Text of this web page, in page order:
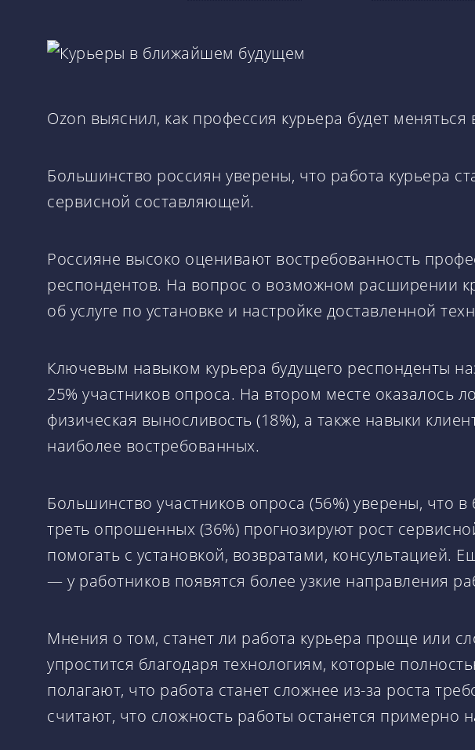
Ozon выяснил, как профессия курьера будет
Большинство россиян уверены, что работа курьера
сервисной составляющей.
Россияне высоко оценивают востребованность
респондентов. На вопрос о возможном расширении
об услуге по установке и настройке доставленной
Ключевым навыком курьера будущего респонденты
25% участников опроса. На втором месте оказалось
физическая выносливость (18%), а также навыки
наиболее востребованных.
Большинство участников опроса (56%) уверены, что
треть опрошенных (36%) прогнозируют рост
помогать с установкой, возвратами, консультацией.
— у работников появятся более узкие направления
Мнения о том, станет ли работа курьера проще или
упростится благодаря технологиям, которые
полагают, что работа станет сложнее из-за роста
считают, что сложность работы останется примерно